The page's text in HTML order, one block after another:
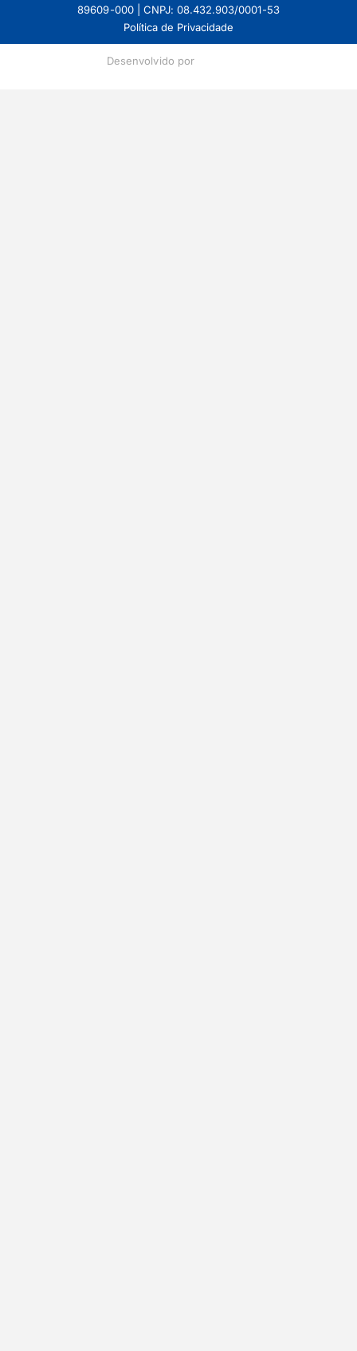
89609-000 | CNPJ: 08.432.903/0001-53
Política de Privacidade
Desenvolvido por